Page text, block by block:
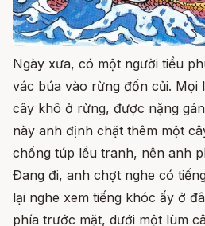
Ngày xưa, có một người tiều
vác búa vào rừng đốn củi. Mọi
cây khô ở rừng, được nặng
này anh định chặt thêm một
chống túp lều tranh, nên anh
Ðang đi, anh chợt nghe có
lại nghe xem tiếng khóc ấy ở
phía trước mặt, dưới một lùm